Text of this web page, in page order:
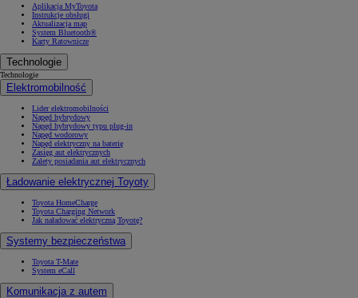
Aplikacja MyToyota
Instrukcje obsługi
Aktualizacja map
System Bluetooth®
Karty Ratownicze
Technologie
Technologie
Elektromobilność
Lider elektromobilności
Napęd hybrydowy
Napęd hybrydowy typu plug-in
Napęd wodorowy
Napęd elektryczny na baterię
Zasięg aut elektrycznych
Zalety posiadania aut elektrycznych
Ładowanie elektrycznej Toyoty
Toyota HomeCharge
Toyota Charging Network
Jak naładować elektryczną Toyotę?
Systemy bezpieczeństwa
Toyota T-Mate
System eCall
Komunikacja z autem